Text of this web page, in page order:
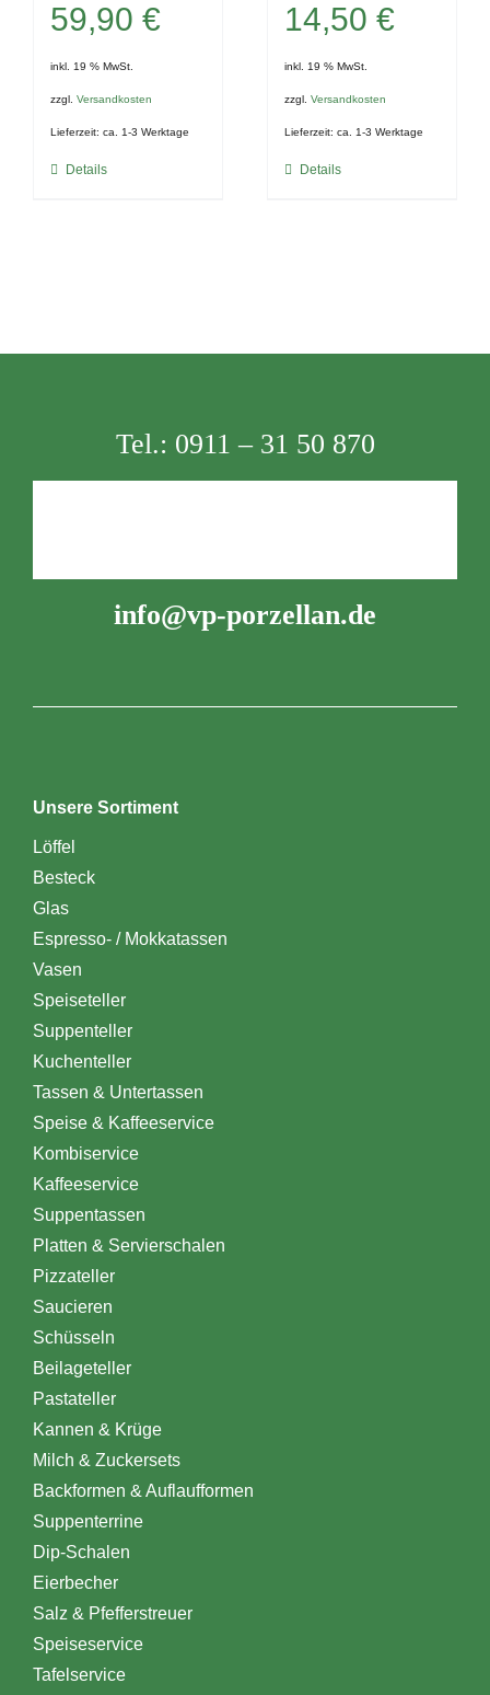
59,90 €
inkl. 19 % MwSt.
zzgl. Versandkosten
Lieferzeit: ca. 1-3 Werktage
Details
14,50€
inkl. 19 % MwSt.
zzgl.Versandkosten
Lieferzeit:ca. 1-3 Werktage
Details
Tel.: 0911 – 31 50 870
info@vp-porzellan.de
Unsere Sortiment
Löffel
Besteck
Glas
Espresso- / Mokkatassen
Vasen
Speiseteller
Suppenteller
Kuchenteller
Tassen & Untertassen
Speise & Kaffeeservice
Kombiservice
Kaffeeservice
Suppentassen
Platten & Servierschalen
Pizzateller
Saucieren
Schüsseln
Beilageteller
Pastateller
Kannen & Krüge
Milch & Zuckersets
Backformen & Auflaufformen
Suppenterrine
Dip-Schalen
Eierbecher
Salz & Pfefferstreuer
Speiseservice
Tafelservice